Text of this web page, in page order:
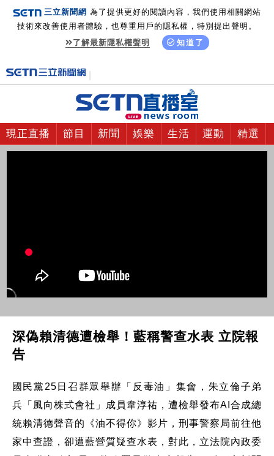
三立新聞網 為了提供更好的閱讀內容，我們使用相關網站
技術來改善使用者體驗，也尊重用戶的隱私權，特別提出聲明。
了解最新隱私權聲明
知道了
現正直播 節目 新聞 娛樂 生活 運動 精選
深偽賴清德遭檢舉！藍稱警查水表 立院報
告
國民黨25日召群眾舉辦「反毒油」集會，朱立倫子弟
兵「風向株式會社」成員韋淳祐，遭檢舉發布AI合成總
統賴清德聲音的《油不得你》影片，刑事警察局前往他
家中查證，卻遭藍營質疑查水表，對此，立法院內政委